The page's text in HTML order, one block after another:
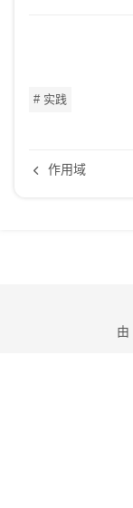
# 实践
作用域
由